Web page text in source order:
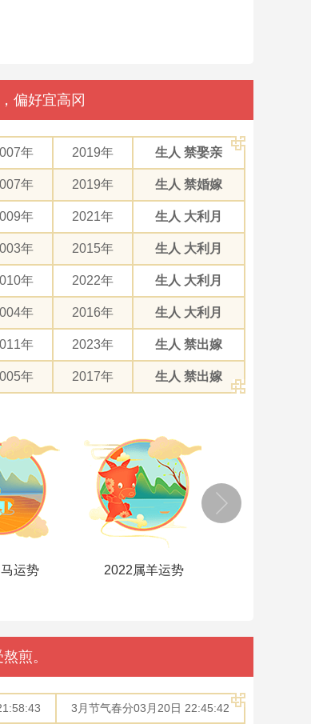
偏好宜高冈
年 2019年 生人 禁娶亲
年 2019年 生人 禁婚嫁
年 2021年 生人 大利月
年 2015年 生人 大利月
年 2022年 生人 大利月
年 2016年 生人 大利月
年 2023年 生人 禁出嫁
年 2017年 生人 禁出嫁
运势 2022属羊运势
煎。
3月节气春分03月20日 22:45:42